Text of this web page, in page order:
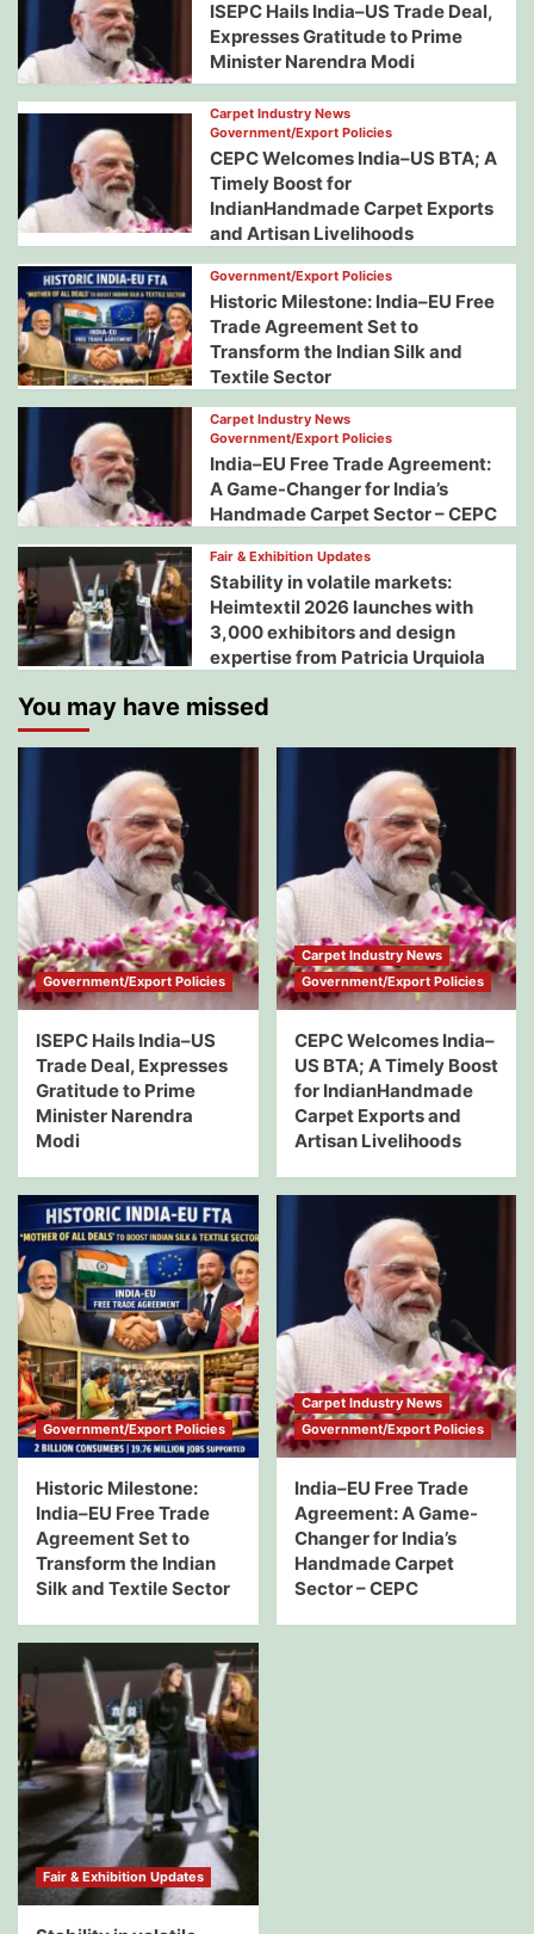
ISEPC Hails India–US Trade Deal,
Expresses Gratitude to Prime
Minister Narendra Modi
Carpet Industry News
Government/Export Policies
CEPC Welcomes India–US BTA; A
Timely Boost for
IndianHandmade Carpet Exports
and Artisan Livelihoods
Government/Export Policies
Historic Milestone: India–EU Free
Trade Agreement Set to
Transform the Indian Silk and
Textile Sector
Carpet Industry News
Government/Export Policies
India–EU Free Trade Agreement:
A Game-Changer for India’s
Handmade Carpet Sector – CEPC
Fair & Exhibition Updates
Stability in volatile markets:
Heimtextil 2026 launches with
3,000 exhibitors and design
expertise from Patricia Urquiola
You may have missed
Government/Export Policies
ISEPC Hails India–US
Trade Deal, Expresses
Gratitude to Prime
Minister Narendra
Modi
Carpet Industry News
Government/Export Policies
CEPC Welcomes India–
US BTA; A Timely Boost
for IndianHandmade
Carpet Exports and
Artisan Livelihoods
Government/Export Policies
Historic Milestone:
India–EU Free Trade
Agreement Set to
Transform the Indian
Silk and Textile Sector
Carpet Industry News
Government/Export Policies
India–EU Free Trade
Agreement: A Game-
Changer for India’s
Handmade Carpet
Sector – CEPC
Fair & Exhibition Updates